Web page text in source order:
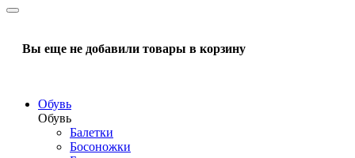
Вы еще не добавили товары в корзину
Обувь
Обувь
Балетки
Босоножки